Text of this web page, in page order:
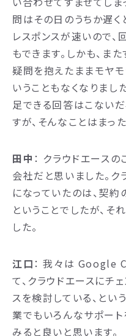
問はその日のうちか遅く
レスポンスが速いので
もできます。しかも、ま
疑問を抱えたままモヤ
いうこともなくなりまし
足できる回答はこない
すが、そんなことはまっ
田中 ： クラウドエース
会社だと思いました。ク
になっていたのは、契約
ということでしたが、そ
した。
江口 ： 我々は Google
て、クラウドエースにチ
スを検討している、とい
業でもいろんなサポート
みると良いと思います。